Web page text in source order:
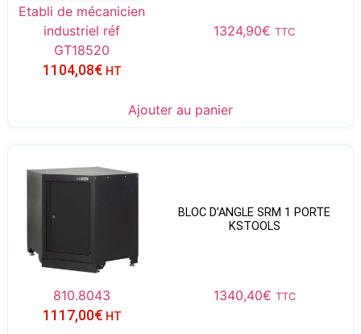
Etabli de mécanicien
industriel réf
GT18520
1324,90€ TTC
1104,08€ HT
Ajouter au panier
BLOC D’ANGLE SRM 1 PORTE
KSTOOLS
810.8043 1340,40€ TTC
1117,00€ HT